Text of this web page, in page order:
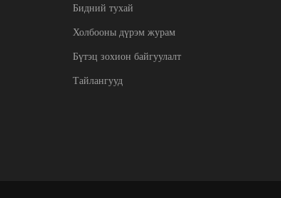
Бидний тухай
Холбооны дүрэм журам
Бүтэц зохион байгуулалт
Тайлангууд